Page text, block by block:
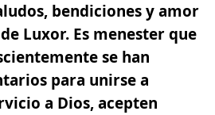
bendiciones y amor
Luxor. Es menester que
se han
para unirse a
a Dios, acepten